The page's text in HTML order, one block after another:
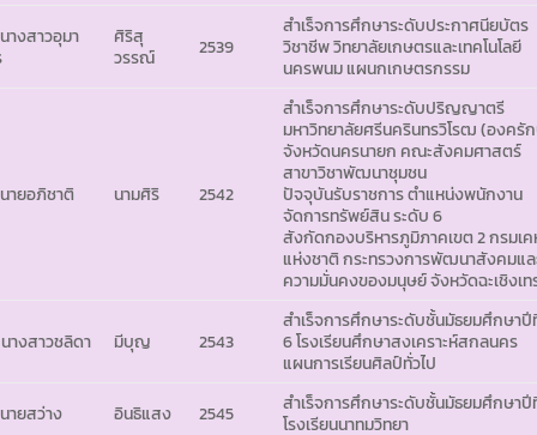
างสาวอุมา
ศิริสุ
วรรณ์
2539
สำเร็จการศึกษาระดับประกาศนียบัตร
วิชาชีพ วิทยาลัยเกษตรและเทคโนโลยี
นครพนม แผนกเกษตรกรรม
ายอภิชาติ นามศิริ 2542
สำเร็จการศึกษาระดับปริญญาตรี
มหาวิทยาลัยศรีนครินทรวิโรฒ (องครั
จังหวัดนครนายก คณะสังคมศาสตร์
สาขาวิชาพัฒนาชุมชน
ปัจจุบันรับราชการ ตำแหน่งพนักงาน
จัดการทรัพย์สิน ระดับ 6
สังกัดกองบริหารภูมิภาคเขต 2 กรมเค
แห่งชาติ กระทรวงการพัฒนาสังคมแล
ความมั่นคงของมนุษย์ จังหวัดฉะเชิงเท
างสาวชลิดา มีบุญ 2543
สำเร็จการศึกษาระดับชั้นมัธยมศึกษา
6 โรงเรียนศึกษาสงเคราะห์สกลนคร
แผนการเรียนศิลป์ทั่วไป
ายสว่าง
อินธิแสง 2545
สำเร็จการศึกษาระดับชั้นมัธยมศึกษาปี
โรงเรียนนาทมวิทยา